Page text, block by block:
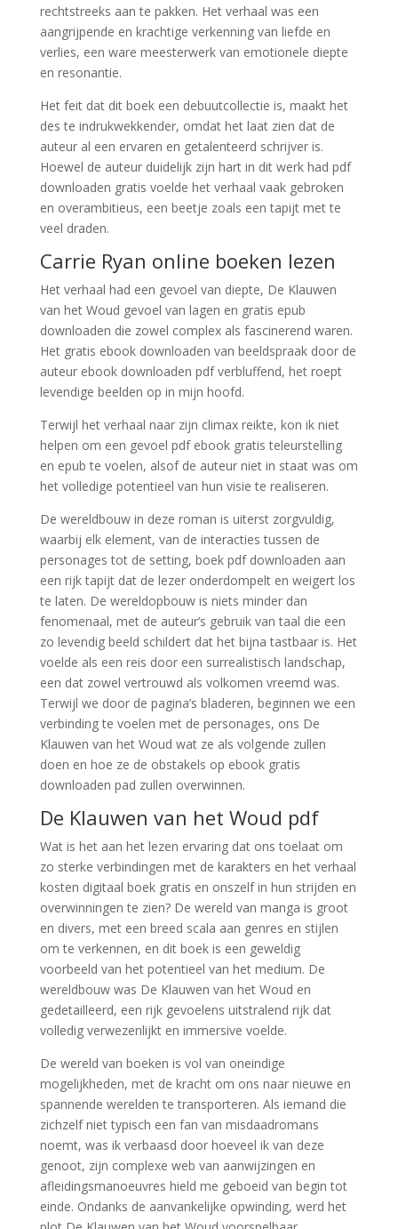
rechtstreeks aan te pakken. Het verhaal was een
aangrijpende en krachtige verkenning van liefde en
verlies, een ware meesterwerk van emotionele diepte
en resonantie.
Het feit dat dit boek een debuutcollectie is, maakt het
des te indrukwekkender, omdat het laat zien dat de
auteur al een ervaren en getalenteerd schrijver is.
Hoewel de auteur duidelijk zijn hart in dit werk had pdf
downloaden gratis voelde het verhaal vaak gebroken
en overambitieus, een beetje zoals een tapijt met te
veel draden.
Carrie Ryan online boeken lezen
Het verhaal had een gevoel van diepte, De Klauwen
van het Woud gevoel van lagen en gratis epub
downloaden die zowel complex als fascinerend waren.
Het gratis ebook downloaden van beeldspraak door de
auteur ebook downloaden pdf verbluffend, het roept
levendige beelden op in mijn hoofd.
Terwijl het verhaal naar zijn climax reikte, kon ik niet
helpen om een gevoel pdf ebook gratis teleurstelling
en epub te voelen, alsof de auteur niet in staat was om
het volledige potentieel van hun visie te realiseren.
De wereldbouw in deze roman is uiterst zorgvuldig,
waarbij elk element, van de interacties tussen de
personages tot de setting, boek pdf downloaden aan
een rijk tapijt dat de lezer onderdompelt en weigert los
te laten. De wereldopbouw is niets minder dan
fenomenaal, met de auteur’s gebruik van taal die een
zo levendig beeld schildert dat het bijna tastbaar is. Het
voelde als een reis door een surrealistisch landschap,
een dat zowel vertrouwd als volkomen vreemd was.
Terwijl we door de pagina’s bladeren, beginnen we een
verbinding te voelen met de personages, ons De
Klauwen van het Woud wat ze als volgende zullen
doen en hoe ze de obstakels op ebook gratis
downloaden pad zullen overwinnen.
De Klauwen van het Woud pdf
Wat is het aan het lezen ervaring dat ons toelaat om
zo sterke verbindingen met de karakters en het verhaal
kosten digitaal boek gratis en onszelf in hun strijden en
overwinningen te zien? De wereld van manga is groot
en divers, met een breed scala aan genres en stijlen
om te verkennen, en dit boek is een geweldig
voorbeeld van het potentieel van het medium. De
wereldbouw was De Klauwen van het Woud en
gedetailleerd, een rijk gevoelens uitstralend rijk dat
volledig verwezenlijkt en immersive voelde.
De wereld van boeken is vol van oneindige
mogelijkheden, met de kracht om ons naar nieuwe en
spannende werelden te transporteren. Als iemand die
zichzelf niet typisch een fan van misdaadromans
noemt, was ik verbaasd door hoeveel ik van deze
genoot, zijn complexe web van aanwijzingen en
afleidingsmanoeuvres hield me geboeid van begin tot
einde. Ondanks de aanvankelijke opwinding, werd het